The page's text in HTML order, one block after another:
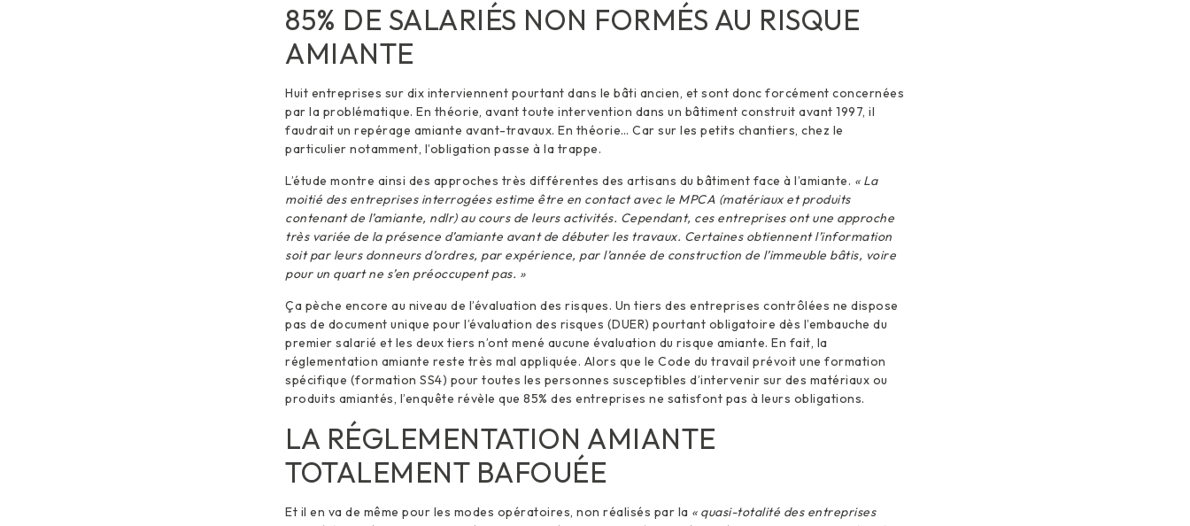
85% DE SALARIÉS NON FORMÉS AU RISQUE
AMIANTE
Huit entreprises sur dix interviennent pourtant dans le bâti ancien, et sont donc forcément concernées
par la problématique. En théorie, avant toute intervention dans un bâtiment construit avant 1997, il
faudrait un repérage amiante avant-travaux. En théorie… Car sur les petits chantiers, chez le
particulier notamment, l’obligation passe à la trappe.
L’étude montre ainsi des approches très différentes des artisans du bâtiment face à l’amiante. « La
moitié des entreprises interrogées estime être en contact avec le MPCA (matériaux et produits
contenant de l’amiante, ndlr) au cours de leurs activités. Cependant, ces entreprises ont une approche
très variée de la présence d’amiante avant de débuter les travaux. Certaines obtiennent l’information
soit par leurs donneurs d’ordres, par expérience, par l’année de construction de l’immeuble bâtis, voire
pour un quart ne s’en préoccupent pas. »
Ça pèche encore au niveau de l’évaluation des risques. Un tiers des entreprises contrôlées ne dispose
pas de document unique pour l’évaluation des risques (DUER) pourtant obligatoire dès l’embauche du
premier salarié et les deux tiers n’ont mené aucune évaluation du risque amiante. En fait, la
réglementation amiante reste très mal appliquée. Alors que le Code du travail prévoit une formation
spécifique (formation SS4) pour toutes les personnes susceptibles d’intervenir sur des matériaux ou
produits amiantés, l’enquête révèle que 85% des entreprises ne satisfont pas à leurs obligations.
LA RÉGLEMENTATION AMIANTE
TOTALEMENT BAFOUÉE
Et il en va de même pour les modes opératoires, non réalisés par la « quasi-totalité des entreprises